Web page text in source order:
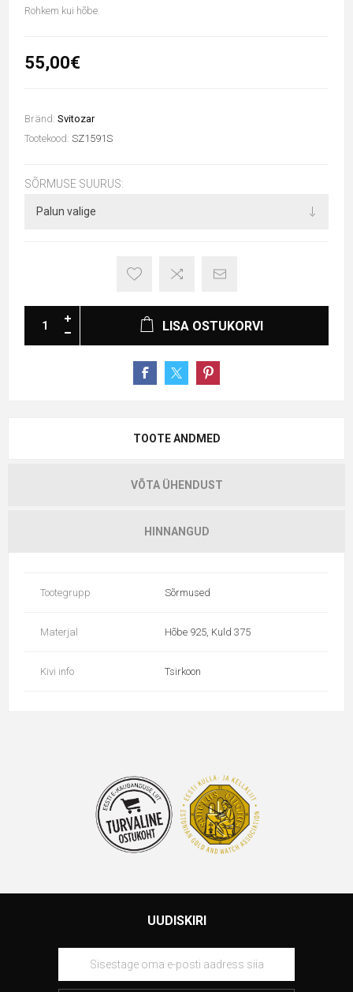
Rohkem kui hõbe.
55,00€
Bränd: Svitozar
Tootekood: SZ1591S
SÕRMUSE SUURUS:
LISA OSTUKORVI
TOOTE ANDMED
VÕTA ÜHENDUST
HINNANGUD
Tootegrupp Sõrmused
Materjal Hõbe 925, Kuld 375
Kivi info Tsirkoon
UUDISKIRI